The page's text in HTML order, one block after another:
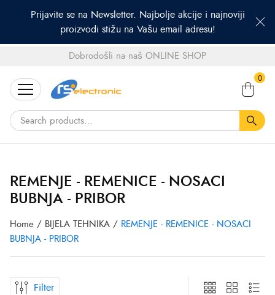
Prijavite se na Newsletter. Najbolje akcije i najnoviji
proizvodi stižu na Vašu email adresu!
Dobrodošli na naš ONLINE SHOP
for:
0
REMENJE - REMENICE - NOSACI
BUBNJA - PRIBOR
Home / BIJELA TEHNIKA / REMENJE - REMENICE - NOSACI
BUBNJA - PRIBOR
Filter